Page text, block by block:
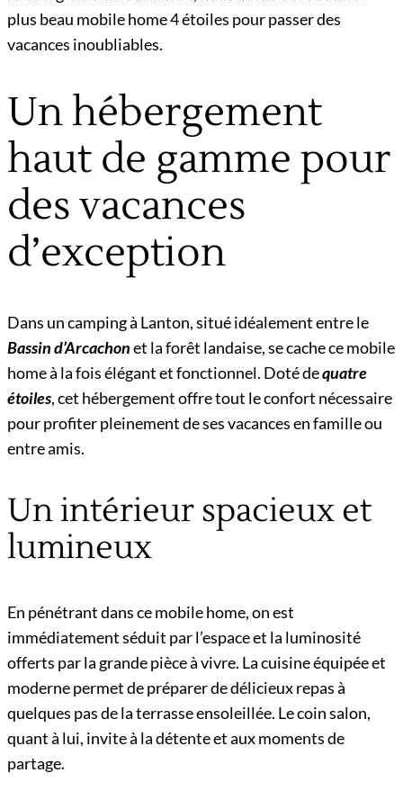
plus beau mobile home 4 étoiles pour passer des
vacances inoubliables.
Un hébergement
haut de gamme pour
des vacances
d’exception
Dans un camping à Lanton, situé idéalement entre le
Bassin d’Arcachonet la forêt landaise, se cache ce mobile
home à la fois élégant et fonctionnel. Doté dequatre
étoiles, cet hébergement offre tout le confort nécessaire
pour profiter pleinement de ses vacances en famille ou
entre amis.
Un intérieur spacieux et
lumineux
En pénétrant dans ce mobile home, on est
immédiatement séduit par l’espace et la luminosité
offerts par la grande pièce à vivre. La cuisine équipée et
moderne permet de préparer de délicieux repas à
quelques pas de la terrasse ensoleillée. Le coin salon,
quant à lui, invite à la détente et aux moments de
partage.